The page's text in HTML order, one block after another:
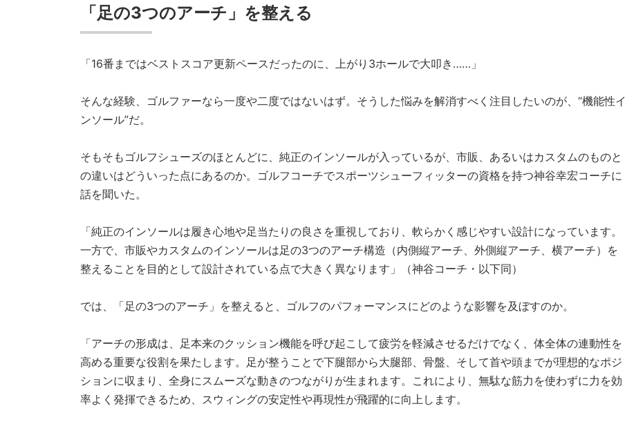
「足の3つのアーチ」を整える
「16番まではベストスコア更新ペースだったのに、上がり3ホールで大叩き……」
そんな経験、ゴルファーなら一度や二度ではないはず。そうした悩みを解消すべく注目したいのが、“機能性イ
ンソール”だ。
そもそもゴルフシューズのほとんどに、純正のインソールが入っているが、市販、あるいはカスタムのものと
の違いはどういった点にあるのか。ゴルフコーチでスポーツシューフィッターの資格を持つ神谷幸宏コーチに
話を聞いた。
「純正のインソールは履き心地や足当たりの良さを重視しており、軟らかく感じやすい設計になっています。
一方で、市販やカスタムのインソールは足の3つのアーチ構造（内側縦アーチ、外側縦アーチ、横アーチ）を
整えることを目的として設計されている点で大きく異なります」（神谷コーチ・以下同）
では、「足の3つのアーチ」を整えると、ゴルフのパフォーマンスにどのような影響を及ぼすのか。
「アーチの形成は、足本来のクッション機能を呼び起こして疲労を軽減させるだけでなく、体全体の連動性を
高める重要な役割を果たします。足が整うことで下腿部から大腿部、骨盤、そして首や頭までが理想的なポジ
ションに収まり、全身にスムーズな動きのつながりが生まれます。これにより、無駄な筋力を使わずに力を効
率よく発揮できるため、スウィングの安定性や再現性が飛躍的に向上します。